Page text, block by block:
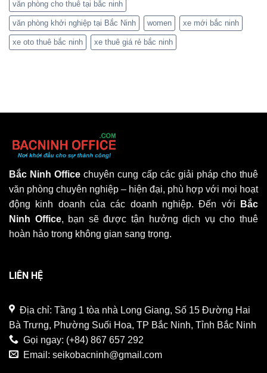
văn phòng cho thuê tại bắc ninh
văn phòng khởi nghiệp tại Bắc Ninh women xe mới bắc ninh
xe oto thuê bắc ninh xe thuê giá rẻ bắc ninh
Bắc Ninh Office chuyên cung cấp các giải pháp cho thuê
văn phòng chuyên nghiệp – hiện đại, phù hợp với mọi hoạt
động kinh doanh của các doanh nghiệp. Đến với
Bắc
Ninh Office, bạn sẽ được tận hưởng dịch vụ cho thuê
hoàn hảo trong không gian sang trọng.
LIÊN HỆ
Địa chỉ: Tầng 1 tòa nhà Long Giang, Số 15 Đường Hai
Bà Trưng, Phường Suối Hoa, TP Bắc Ninh, Tỉnh Bắc Ninh
Gọi ngay: (+84) 867 657 292
Email: seikobacninh@gmail.com